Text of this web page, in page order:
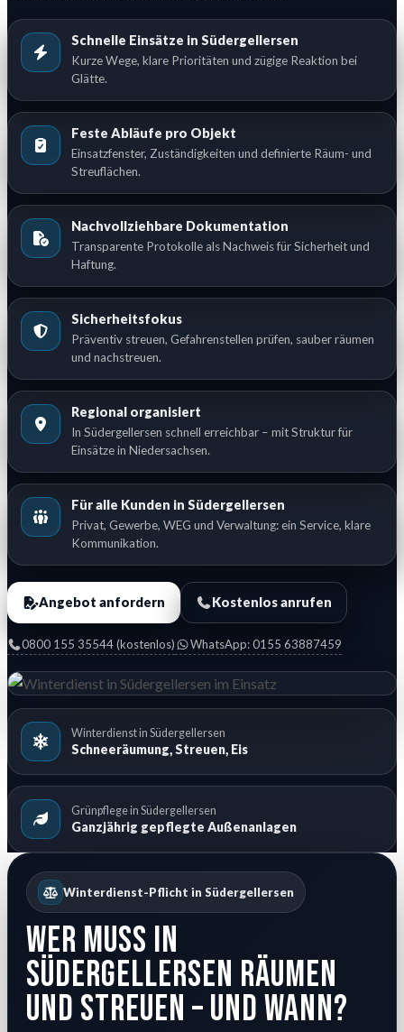
Schnelle Einsätze in Südergellersen
Kurze Wege, klare Prioritäten und zügige Reaktion bei
Glätte.
Feste Abläufe pro Objekt
Einsatzfenster, Zuständigkeiten und definierte Räum- und
Streuflächen.
Nachvollziehbare Dokumentation
Transparente Protokolle als Nachweis für Sicherheit und
Haftung.
Sicherheitsfokus
Präventiv streuen, Gefahrenstellen prüfen, sauber räumen
und nachstreuen.
Regional organisiert
In Südergellersen schnell erreichbar – mit Struktur für
Einsätze in Niedersachsen.
Für alle Kunden in Südergellersen
Privat, Gewerbe, WEG und Verwaltung: ein Service, klare
Kommunikation.
Angebot anfordern Kostenlos anrufen
0800 155 35544 (kostenlos) WhatsApp: 0155 63887459
Winterdienst in Südergellersen
Schneeräumung, Streuen, Eis
Grünpflege in Südergellersen
Ganzjährig gepflegte Außenanlagen
Winterdienst-Pflicht in Südergellersen
Wer muss in
Südergellersen räumen
und streuen – und wann?